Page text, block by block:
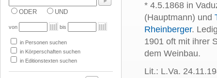
ODER UND
von bis
in Personen suchen
in Körperschaften suchen
in Editionstexten suchen
* 4.5.1868 in
(Hauptmann) und
Rheinberger.
1901 oft mit ihrer
dem Weinbau.
Lit.: L.Va.